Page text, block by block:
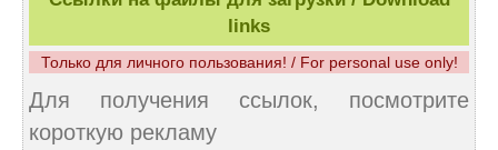
links
Только для личного пользования! / For personal use only!
Для получения ссылок, посмотрите
короткую рекламу